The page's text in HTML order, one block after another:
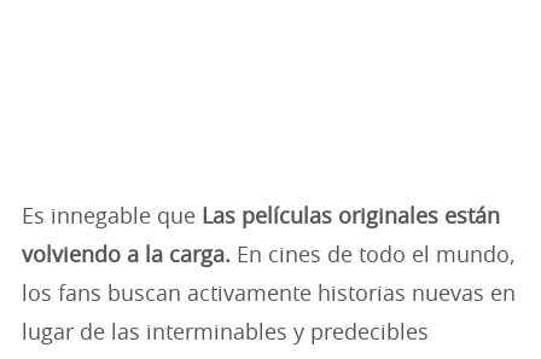
Es innegable que Las películas originales están
volviendo a la carga. En cines de todo el mundo,
los fans buscan activamente historias nuevas en
lugar de las interminables y predecibles